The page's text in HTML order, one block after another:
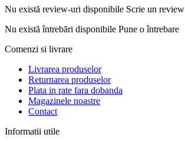
Nu există review-uri disponibile Scrie un review
Nu există întrebări disponibile Pune o întrebare
Comenzi si livrare
Livrarea produselor
Returnarea produselor
Plata in rate fara dobanda
Magazinele noastre
Contact
Informatii utile